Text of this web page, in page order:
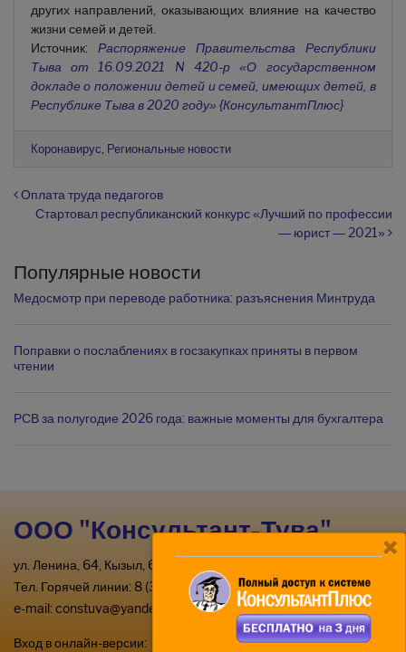
других направлений, оказывающих влияние на качество
жизни семей и детей.
Источник: Распоряжение Правительства Республики
Тыва от 16.09.2021 N 420-р «О государственном
докладе о положении детей и семей, имеющих детей, в
Республике Тыва в 2020 году» {КонсультантПлюс}
Коронавирус, Региональные новости
Навигация по записям
Оплата труда педагогов
Стартовал республиканский конкурс «Лучший по профессии
— юрист — 2021»
Популярные новости
Медосмотр при переводе работника: разъяснения Минтруда
Поправки о послаблениях в госзакупках приняты в первом
чтении
РСВ за полугодие 2026 года: важные моменты для бухгалтера
ООО "Консультант-Тува"
ул. Ленина, 64, Кызыл, 667000
Тел. Горячей линии: 8 (39422) 2-33-03
e-mail: constuva@yandex.ru
Вход в онлайн-версии: или по ключу